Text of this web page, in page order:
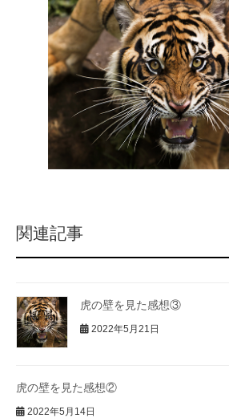
関連記事
虎の壁を見た感想③
2022年5月21日
虎の壁を見た感想②
2022年5月14日